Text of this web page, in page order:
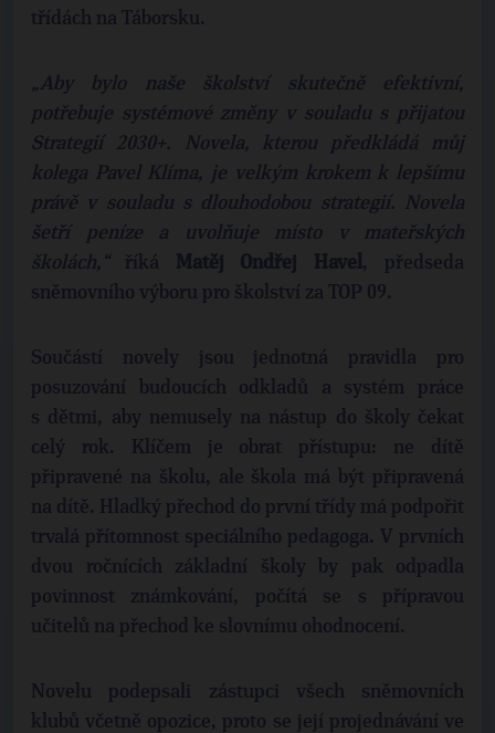
třídách na Táborsku.
„Aby bylo naše školství skutečně efektivní,
potřebuje systémové změny v souladu s přijatou
Strategií 2030+. Novela, kterou předkládá můj
kolega Pavel Klíma, je velkým krokem k lepšímu
právě v souladu s dlouhodobou strategií. Novela
šetří peníze a uvolňuje místo v mateřských
školách,“říká Matěj Ondřej Havel , předseda
sněmovního výboru pro školství za TOP 09.
Součástí novely jsou jednotná pravidla pro
posuzování budoucích odkladů a systém práce
s dětmi, aby nemusely na nástup do školy čekat
celý rok. Klíčem je obrat přístupu: ne dítě
připravené na školu, ale škola má být připravená
na dítě. Hladký přechod do první třídy má podpořit
trvalá přítomnost speciálního pedagoga. V prvních
dvou ročnících základní školy by pak odpadla
povinnost známkování, počítá se s přípravou
učitelů na přechod ke slovnímu ohodnocení.
Novelu podepsali zástupci všech sněmovních
klubů včetně opozice, proto se její projednávání ve